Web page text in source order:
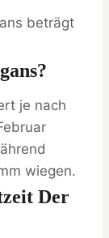
beträgt
je nach
wiegen.
Der